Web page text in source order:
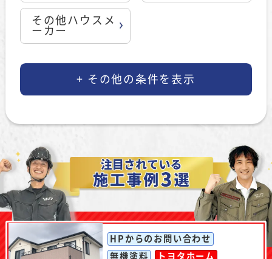
その他ハウスメ
ーカー
HPからのお問い合わせ
無機塗料
トヨタホーム